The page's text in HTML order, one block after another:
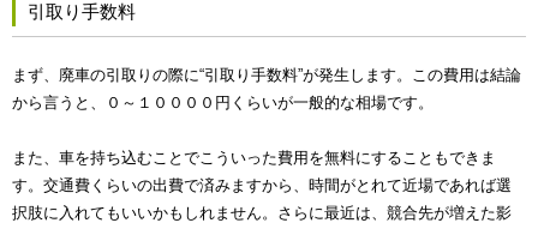
引取り手数料
まず、廃車の引取りの際に“引取り手数料”が発生します。この費用は結論
から言うと、０～１００００円くらいが一般的な相場です。
また、車を持ち込むことでこういった費用を無料にすることもできま
す。交通費くらいの出費で済みますから、時間がとれて近場であれば選
択肢に入れてもいいかもしれません。さらに最近は、競合先が増えた影